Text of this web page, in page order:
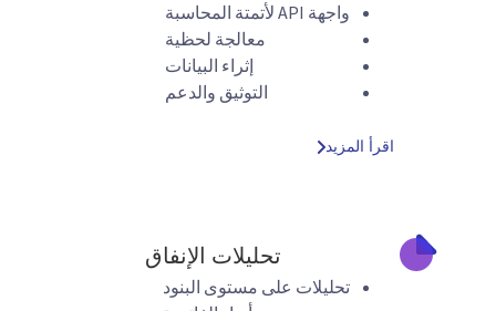
واجهة API لأتمتة المحاسبة
معالجة لحظية
إثراء البيانات
التوثيق والدعم
اقرأ المزيد
تحليلات الإنفاق
تحليلات على مستوى البنود